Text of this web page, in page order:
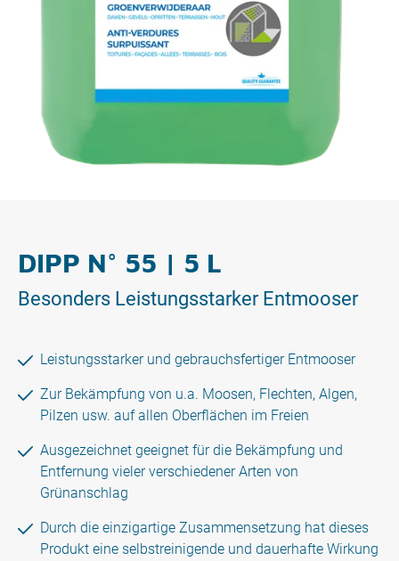
DIPP N° 55 | 5 L
Besonders Leistungsstarker Entmooser
Leistungsstarker und gebrauchsfertiger Entmooser
Zur Bekämpfung von u.a. Moosen, Flechten, Algen,
Pilzen usw. auf allen Oberflächen im Freien
Ausgezeichnet geeignet für die Bekämpfung und
Entfernung vieler verschiedener Arten von
Grünanschlag
Durch die einzigartige Zusammensetzung hat dieses
Produkt eine selbstreinigende und dauerhafte Wirkung